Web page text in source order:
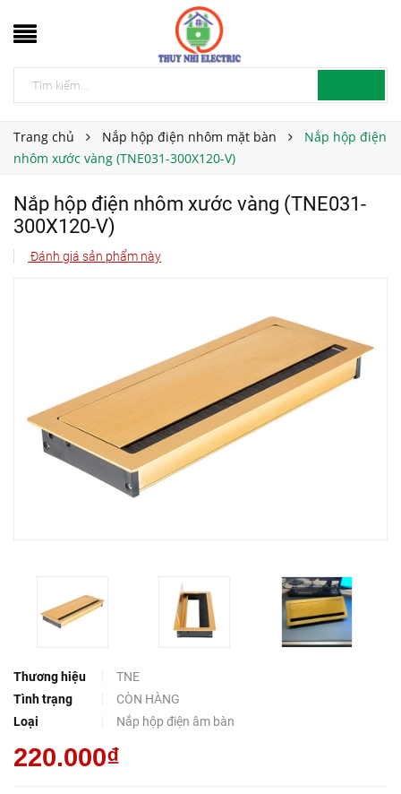
Trang chủ Nắp hộp điện nhôm mặt bàn
Nắp hộp điện
nhôm xước vàng (TNE031-300X120-V)
Nắp hộp điện nhôm xước vàng (TNE031-
300X120-V)
Đánh giá sản phẩm này
Thương hiệu
TNE
Tình trạng
CÒN HÀNG
Loại
Nắp hộp điện âm bàn
220.000₫